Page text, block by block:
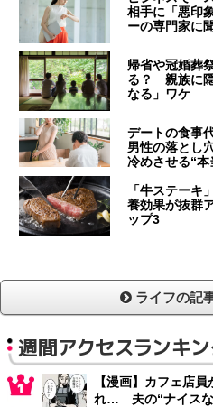
相手に「悪印
ーの専門家に
帰省や冠婚葬
る？ 親族に
なる」ワケ
デートの食事
男性の落とし
冷めさせる“本
「牛ステー
養効果が抜群
ップ3
ライフの記
週間アクセスランキ
【漫画】カフェ店
れ… 夫の“ナイスな